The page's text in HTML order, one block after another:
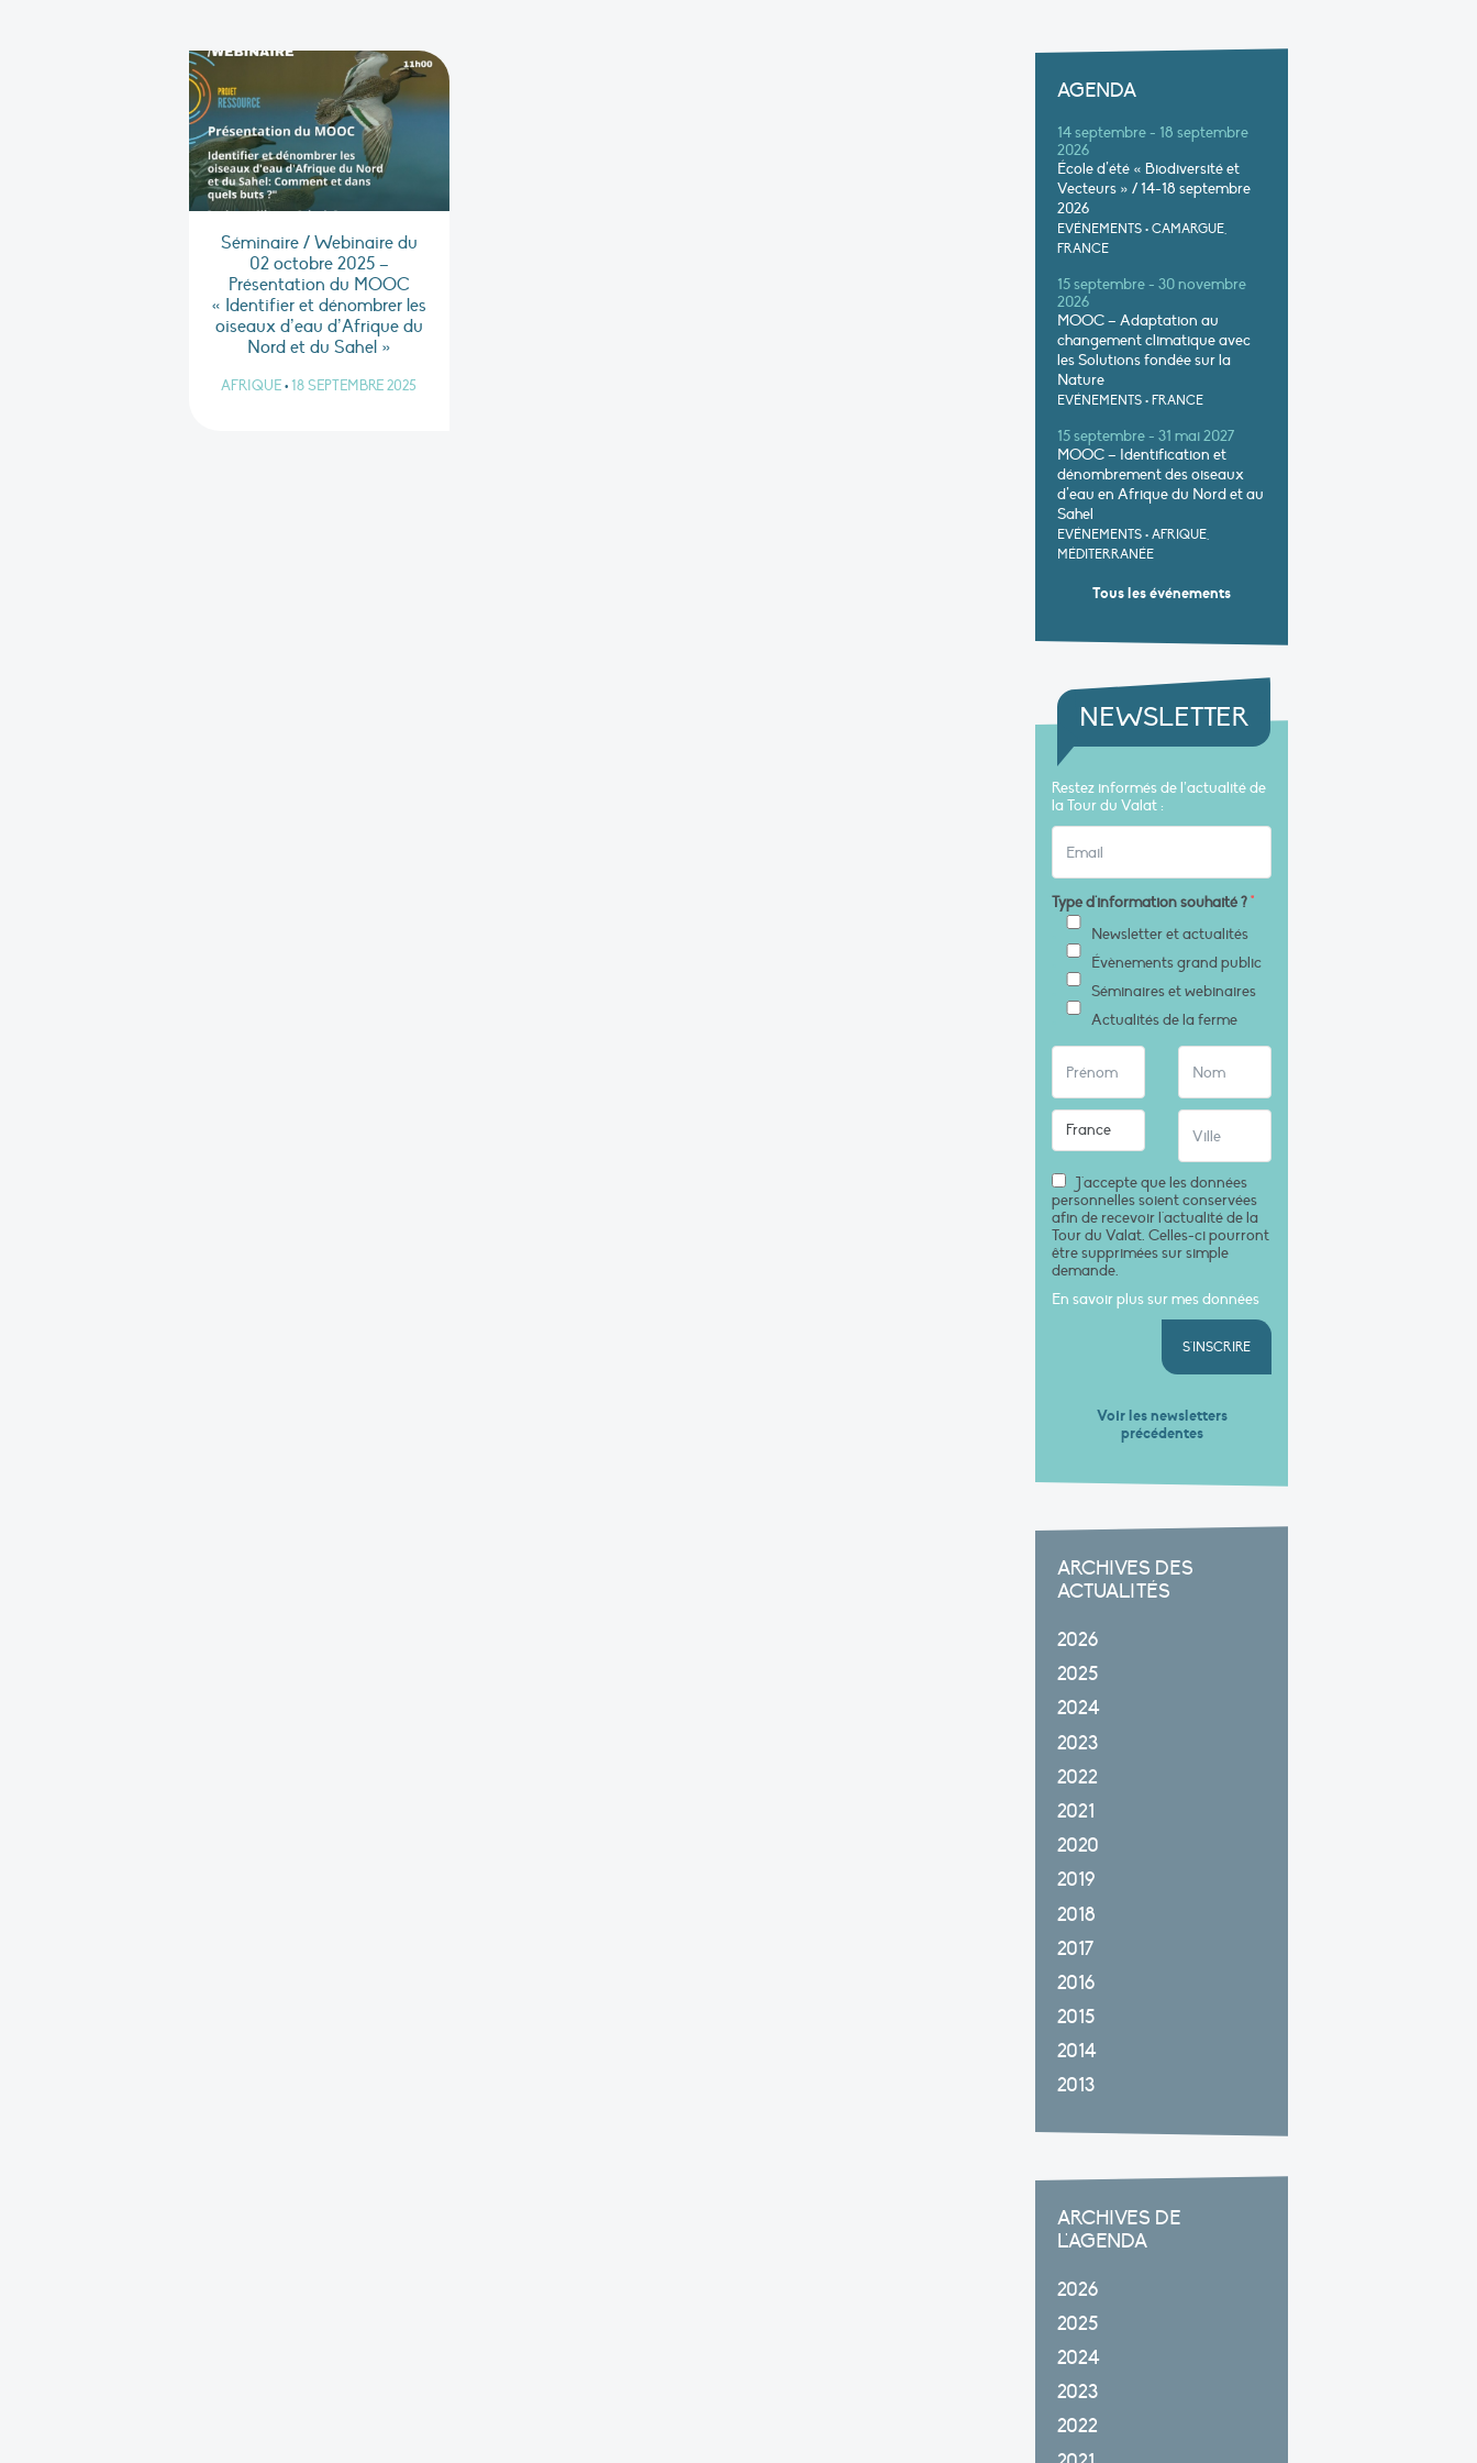
Séminaire / Webinaire du
02 octobre 2025 –
Présentation du MOOC
« Identifier et dénombrer les
oiseaux d’eau d’Afrique du
Nord et du Sahel »
AFRIQUE • 18 SEPTEMBRE 2025
AGENDA
14 septembre - 18 septembre
2026
École d’été « Biodiversité et
Vecteurs » / 14-18 septembre
2026
EVÉNEMENTS • CAMARGUE,
FRANCE
15 septembre - 30 novembre
2026
MOOC – Adaptation au
changement climatique avec
les Solutions fondée sur la
Nature
EVÉNEMENTS • FRANCE
15 septembre - 31 mai 2027
MOOC – Identification et
dénombrement des oiseaux
d’eau en Afrique du Nord et au
Sahel
EVÉNEMENTS • AFRIQUE,
MÉDITERRANÉE
Tous les événements
NEWSLETTER
Restez informés de l’actualité de
la Tour du Valat :
Type d'information souhaité ?*
Newsletter et actualités
Évènements grand public
Séminaires et webinaires
Actualités de la ferme
J'accepte que les données
personnelles soient conservées
afin de recevoir l'actualité de la
Tour du Valat. Celles-ci pourront
être supprimées sur simple
demande.
En savoir plus sur mes données
S'INSCRIRE
Voir les newsletters
précédentes
ARCHIVES DES
ACTUALITÉS
2026
2025
2024
2023
2022
2021
2020
2019
2018
2017
2016
2015
2014
2013
ARCHIVES DE
L'AGENDA
2026
2025
2024
2023
2022